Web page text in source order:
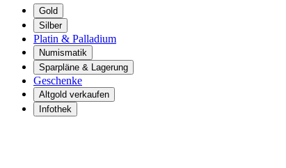
Gold
Silber
Platin & Palladium
Numismatik
Sparpläne & Lagerung
Geschenke
Altgold verkaufen
Infothek